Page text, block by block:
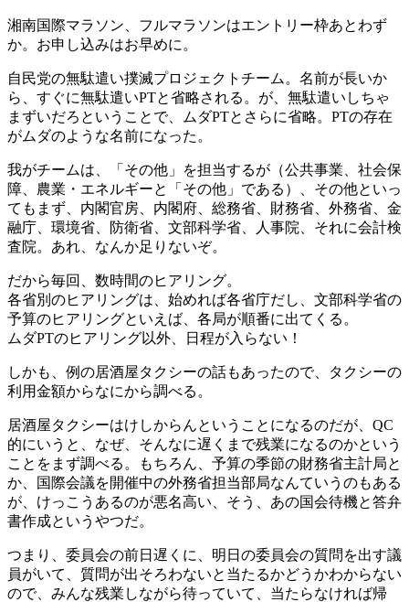
湘南国際マラソン、フルマラソンはエントリー枠あとわず
か。お申し込みはお早めに。
自民党の無駄遣い撲滅プロジェクトチーム。名前が長いか
ら、すぐに無駄遣いPTと省略される。が、無駄遣いしちゃ
まずいだろということで、ムダPTとさらに省略。PTの存在
がムダのような名前になった。
我がチームは、「その他」を担当するが（公共事業、社会保
障、農業・エネルギーと「その他」である）、その他といっ
てもまず、内閣官房、内閣府、総務省、財務省、外務省、金
融庁、環境省、防衛省、文部科学省、人事院、それに会計検
査院。あれ、なんか足りないぞ。
だから毎回、数時間のヒアリング。
各省別のヒアリングは、始めれば各省庁だし、文部科学省の
予算のヒアリングといえば、各局が順番に出てくる。
ムダPTのヒアリング以外、日程が入らない！
しかも、例の居酒屋タクシーの話もあったので、タクシーの
利用金額からなにから調べる。
居酒屋タクシーはけしからんということになるのだが、QC
的にいうと、なぜ、そんなに遅くまで残業になるのかという
ことをまず調べる。もちろん、予算の季節の財務省主計局と
か、国際会議を開催中の外務省担当部局なんていうのもある
が、けっこうあるのが悪名高い、そう、あの国会待機と答弁
書作成というやつだ。
つまり、委員会の前日遅くに、明日の委員会の質問を出す議
員がいて、質問が出そろわないと当たるかどうかわからない
ので、みんな残業しながら待っていて、当たらなければ帰